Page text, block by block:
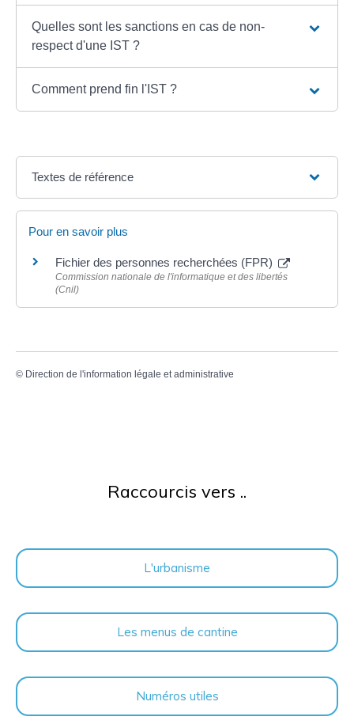
Quelles sont les sanctions en cas de non-
respect d'une IST ?
Comment prend fin l'IST ?
Textes de référence
Pour en savoir plus
Fichier des personnes recherchées (FPR)
Commission nationale de l'informatique et des libertés
(Cnil)
© Direction de l'information légale et administrative
Raccourcis vers ..
L'urbanisme
Les menus de cantine
Numéros utiles